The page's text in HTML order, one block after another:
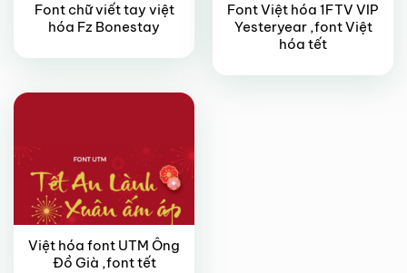
Font chữ viết tay việt
hóa Fz Bonestay
Font Việt hóa 1FTV VIP
Yesteryear ,font Việt
hóa tết
FREE
Việt hóa font UTM Ông
Đồ Già ,font tết